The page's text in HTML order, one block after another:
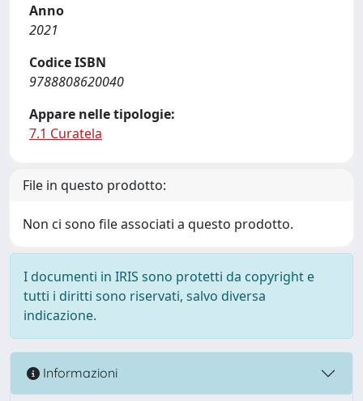
Anno
2021
Codice ISBN
9788808620040
Appare nelle tipologie:
7.1 Curatela
File in questo prodotto:
Non ci sono file associati a questo prodotto.
I documenti in IRIS sono protetti da copyright e
tutti i diritti sono riservati, salvo diversa
indicazione.
Informazioni